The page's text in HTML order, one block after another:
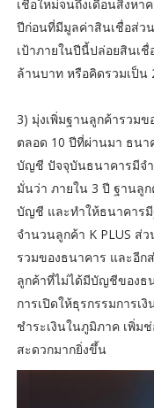
เชื่อใหม่จนถึงเดือนสิงห
ปีก่อนที่มีมูลค่าสินเชื่อส่ว
เป้าภายในปีนี้ปล่อยสินเ
ล้านบาท หรือคิดรวมเป็น
3) มุ่งเพิ่มฐานลูกค้ารวม
ตลอด 10 ปีที่ผ่านมา ธนา
บัญชี ปัจจุบันธนาคารมีจ
มั่นว่า ภายใน 3 ปี ฐานลู
บัญชี และทำให้ธนาคาร
จำนวนลูกค้า K PLUS ส่
รวมของธนาคาร และอี
ลูกค้าที่ไม่ได้มีบัญชีของธ
การเปิดให้ธุรกรรมการเ
ชำระเงินในภูมิภาค เพิ่ม
สะดวกมากยิ่งขึ้น